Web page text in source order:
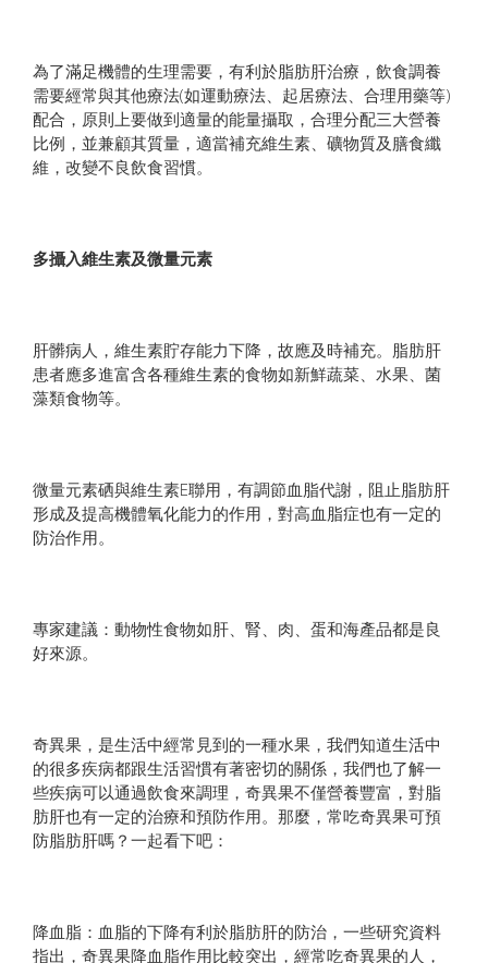
為了滿足機體的生理需要，有利於脂肪肝治療，飲食調養
需要經常與其他療法(如運動療法、起居療法、合理用藥等)
配合，原則上要做到適量的能量攝取，合理分配三大營養
比例，並兼顧其質量，適當補充維生素、礦物質及膳食纖
維，改變不良飲食習慣。
多攝入維生素及微量元素
肝髒病人，維生素貯存能力下降，故應及時補充。脂肪肝
患者應多進富含各種維生素的食物如新鮮蔬菜、水果、菌
藻類食物等。
微量元素硒與維生素E聯用，有調節血脂代謝，阻止脂肪肝
形成及提高機體氧化能力的作用，對高血脂症也有一定的
防治作用。
專家建議：動物性食物如肝、腎、肉、蛋和海產品都是良
好來源。
奇異果，是生活中經常見到的一種水果，我們知道生活中
的很多疾病都跟生活習慣有著密切的關係，我們也了解一
些疾病可以通過飲食來調理，奇異果不僅營養豐富，對脂
肪肝也有一定的治療和預防作用。那麼，常吃奇異果可預
防脂肪肝嗎？一起看下吧：
降血脂：血脂的下降有利於脂肪肝的防治，一些研究資料
指出，奇異果降血脂作用比較突出，經常吃奇異果的人，